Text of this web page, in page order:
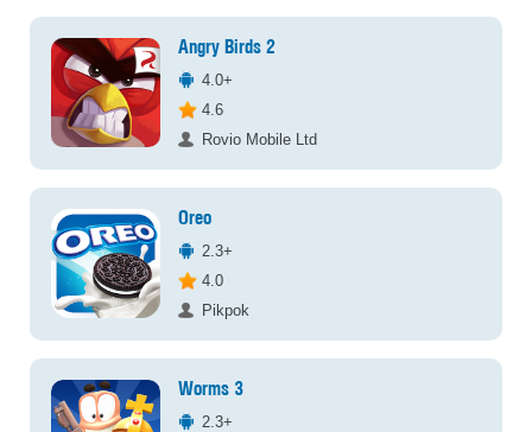
Angry Birds 2
4.0+
4.6
Rovio Mobile Ltd
Oreo
2.3+
4.0
Pikpok
Worms 3
2.3+